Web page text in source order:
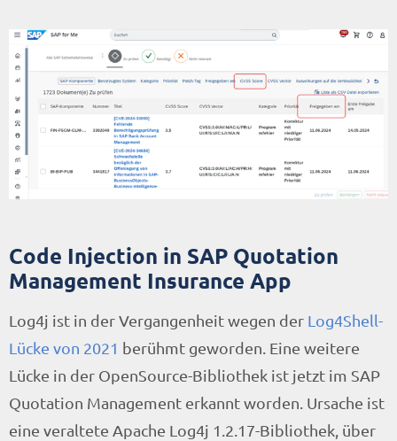
Code Injection in SAP Quotation
Management Insurance App
Log4j ist in der Vergangenheit wegen der Log4Shell-
Lücke von 2021 berühmt geworden. Eine weitere
Lücke in der OpenSource-Bibliothek ist jetzt im SAP
Quotation Management erkannt worden. Ursache ist
eine veraltete Apache Log4j 1.2.17-Bibliothek, über